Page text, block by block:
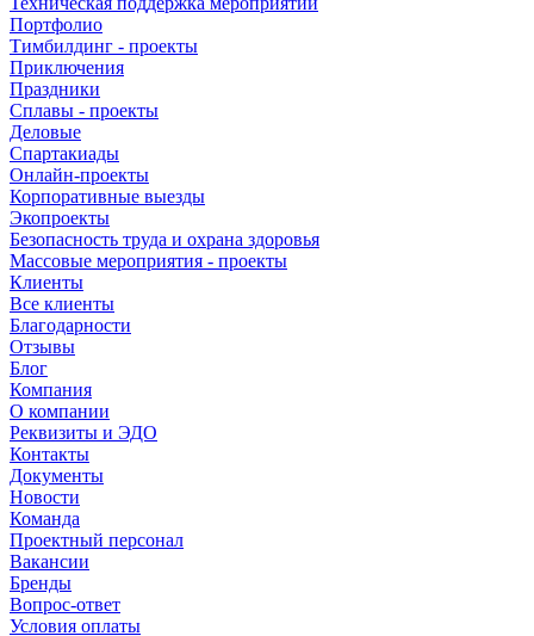
Портфолио
Тимбилдинг - проекты
Приключения
Праздники
Сплавы - проекты
Деловые
Спартакиады
Онлайн-проекты
Корпоративные выезды
Экопроекты
Безопасность труда и охрана здоровья
Массовые мероприятия - проекты
Клиенты
Все клиенты
Благодарности
Отзывы
Блог
Компания
О компании
Реквизиты и ЭДО
Контакты
Документы
Новости
Команда
Проектный персонал
Вакансии
Бренды
Вопрос-ответ
Условия оплаты